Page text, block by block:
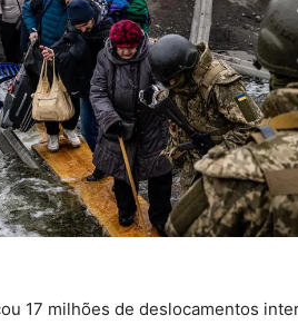
17 milhões de deslocamentos